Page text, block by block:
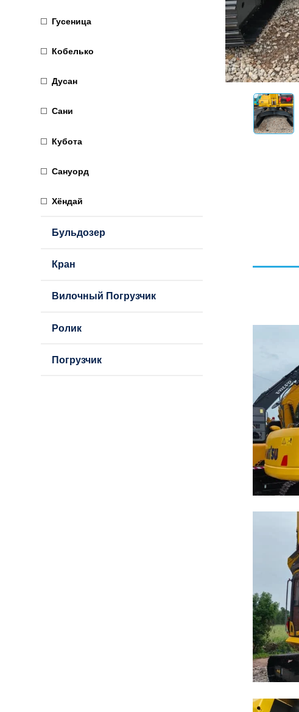
Гусеница
Кобелько
Дусан
Сани
Кубота
Сануорд
Хёндай
Бульдозер
Кран
Вилочный Погрузчик
Ролик
Погрузчик